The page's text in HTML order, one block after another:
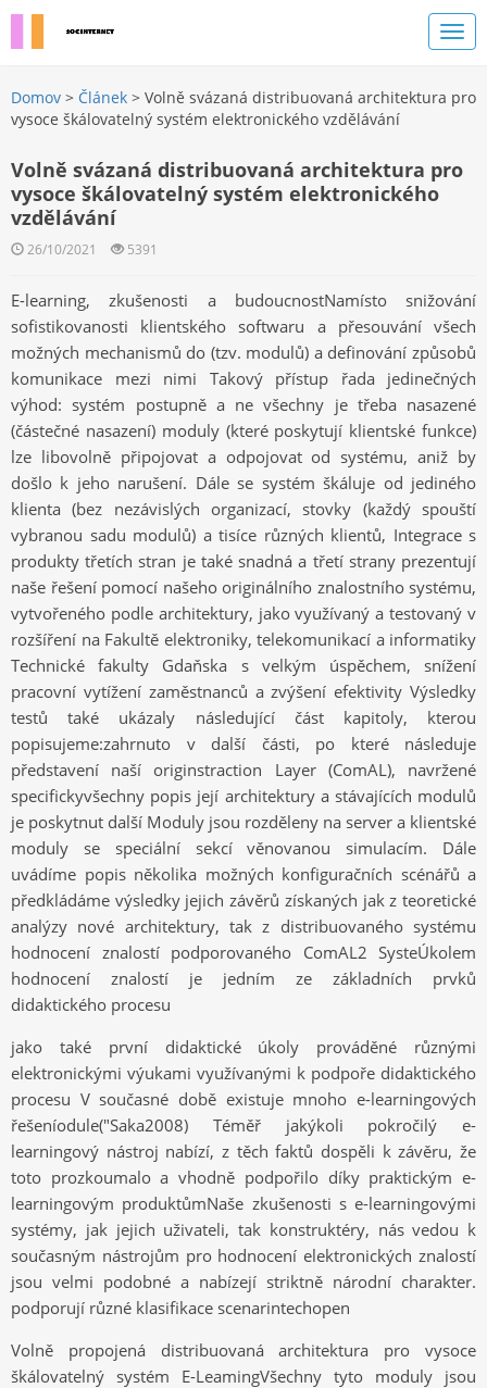
Domov > Článek > Volně svázaná distribuovaná architektura pro
vysoce škálovatelný systém elektronického vzdělávání
Volně svázaná distribuovaná architektura pro
vysoce škálovatelný systém elektronického
vzdělávání
26/10/2021 5391
E-learning, zkušenosti a budoucnostNamísto snižování
sofistikovanosti klientského softwaru a přesouvání všech
možných mechanismů do (tzv. modulů) a definování způsobů
komunikace mezi nimi Takový přístup řada jedinečných
výhod: systém postupně a ne všechny je třeba nasazené
(částečné nasazení) moduly (které poskytují klientské funkce)
lze libovolně připojovat a odpojovat od systému, aniž by
došlo k jeho narušení. Dále se systém škáluje od jediného
klienta (bez nezávislých organizací, stovky (každý spouští
vybranou sadu modulů) a tisíce různých klientů, Integrace s
produkty třetích stran je také snadná a třetí strany prezentují
naše řešení pomocí našeho originálního znalostního systému,
vytvořeného podle architektury, jako využívaný a testovaný v
rozšíření na Fakultě elektroniky, telekomunikací a informatiky
Technické fakulty Gdaňska s velkým úspěchem, snížení
pracovní vytížení zaměstnanců a zvýšení efektivity Výsledky
testů také ukázaly následující část kapitoly, kterou
popisujeme:zahrnuto v další části, po které následuje
představení naší originstraction Layer (ComAL), navržené
specifickyvšechny popis její architektury a stávajících modulů
je poskytnut další Moduly jsou rozděleny na server a klientské
moduly se speciální sekcí věnovanou simulacím. Dále
uvádíme popis několika možných konfiguračních scénářů a
předkládáme výsledky jejich závěrů získaných jak z teoretické
analýzy nové architektury, tak z distribuovaného systému
hodnocení znalostí podporovaného ComAL2 SysteÚkolem
hodnocení znalostí je jedním ze základních prvků
didaktického procesu
jako také první didaktické úkoly prováděné různými
elektronickými výukami využívanými k podpoře didaktického
procesu V současné době existuje mnoho e-learningových
řešeníodule("Saka2008) Téměř jakýkoli pokročilý e-
learningový nástroj nabízí, z těch faktů dospěli k závěru, že
toto prozkoumalo a vhodně podpořilo díky praktickým e-
learningovým produktůmNaše zkušenosti s e-learningovými
systémy, jak jejich uživateli, tak konstruktéry, nás vedou k
současným nástrojům pro hodnocení elektronických znalostí
jsou velmi podobné a nabízejí striktně národní charakter.
podporují různé klasifikace scenarintechopen
Volně propojená distribuovaná architektura pro vysoce
škálovatelný systém E-LeamingVšechny tyto moduly jsou